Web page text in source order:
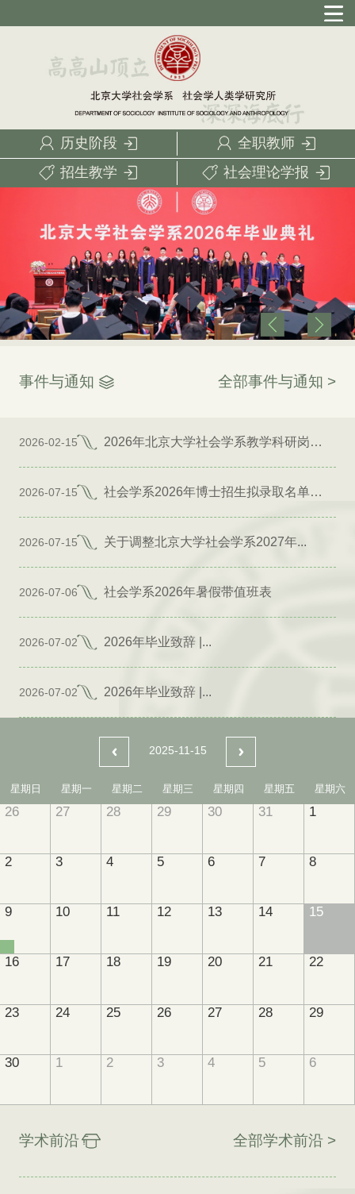
历史阶段
全职教师
招生教学
社会理论学报
事件与通知 全部事件与通知 >
2026-02-15 2026年北京大学社会学系教学科研岗位招聘启事
2026-07-15 社会学系2026年博士招生拟录取名单公示（专项）
2026-07-15 关于调整北京大学社会学系2027年...
2026-07-06 社会学系2026年暑假带值班表
2026-07-02 2026年毕业致辞 |...
2026-07-02 2026年毕业致辞 |...
2025-11-15
星期日 星期一 星期二 星期三 星期四 星期五 星期六
26 27 28 29 30 31 1
2 3 4 5 6 7 8
9 10 11 12 13 14 15
16 17 18 19 20 21 22
23 24 25 26 27 28 29
30 1 2 3 4 5 6
学术前沿 全部学术前沿 >